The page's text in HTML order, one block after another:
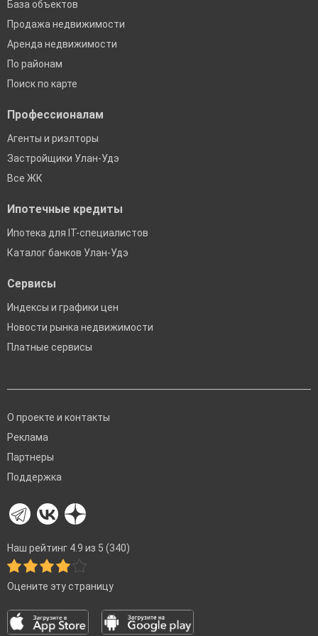
База объектов
Продажа недвижимости
Аренда недвижимости
По районам
Поиск по карте
Профессионалам
Агенты и риэлторы
Застройщики Улан-Удэ
Все ЖК
Ипотечные кредиты
Ипотека для IT-специалистов
Каталог банков Улан-Удэ
Сервисы
Индексы и графики цен
Новости рынка недвижимости
Платные сервисы
О проекте и контакты
Реклама
Партнеры
Поддержка
Наш рейтинг 4.9 из 5 (340)
Оцените эту страницу